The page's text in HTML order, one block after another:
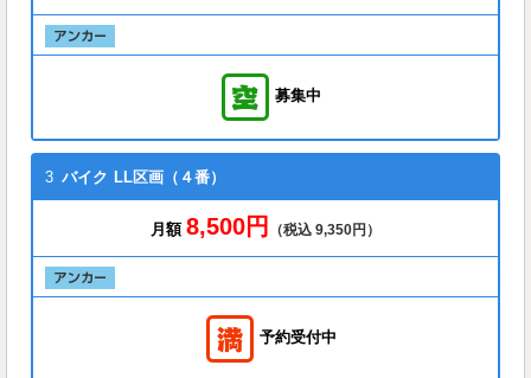
募集中
3 バイク LL区画（４番）
月額 8,500円 （税込 9,350円）
予約受付中